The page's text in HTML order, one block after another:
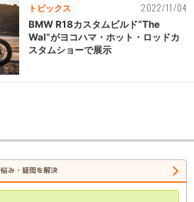
トピックス 2022/11/04
BMW R18カスタムビルド“The
Wal”がヨコハマ・ホット・ロッドカ
スタムショーで展示
み・疑問を解決